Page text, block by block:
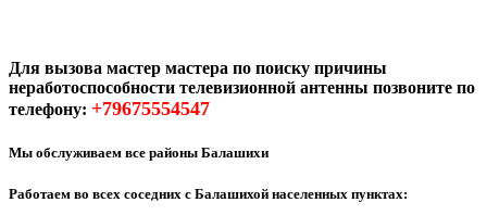
Для вызова мастер мастера по поиску причины
неработоспособности телевизионной антенны позвоните по
телефону: +79675554547
Мы обслуживаем все районы Балашихи
Работаем во всех соседних с Балашихой населенных пунктах: